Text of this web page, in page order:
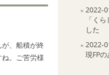
、船積が終
。ご苦労様
2022-
「く
した
2022-
現FP